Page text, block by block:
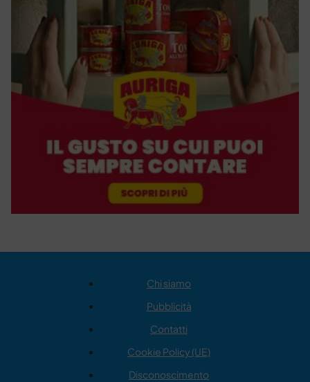
Chi siamo
Pubblicità
Contatti
Cookie Policy (UE)
Disconoscimento